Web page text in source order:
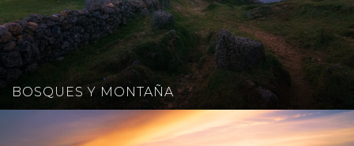
BOSQUES Y MONTAÑA